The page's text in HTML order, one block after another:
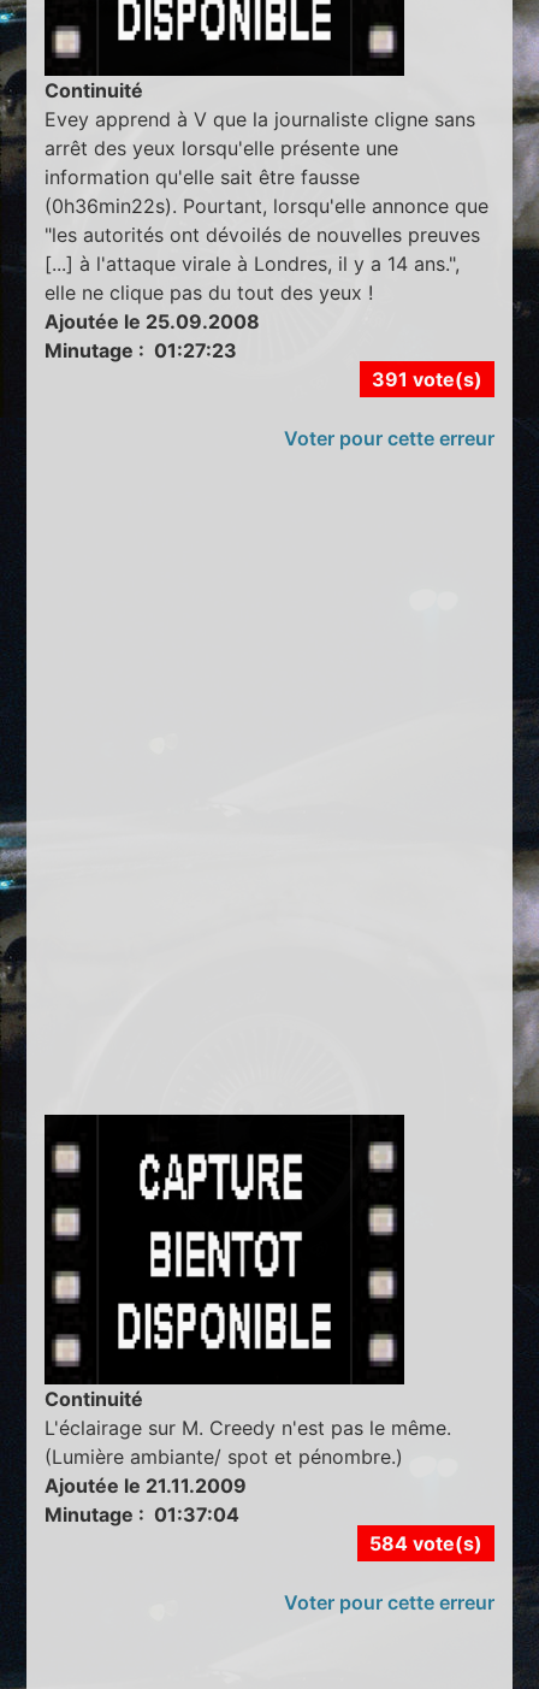
Continuité
Evey apprend à V que la journaliste cligne sans
arrêt des yeux lorsqu'elle présente une
information qu'elle sait être fausse
(0h36min22s). Pourtant, lorsqu'elle annonce que
"les autorités ont dévoilés de nouvelles preuves
[...] à l'attaque virale à Londres, il y a 14 ans.",
elle ne clique pas du tout des yeux !
Ajoutée le 25.09.2008
Minutage : 01:27:23
391 vote(s)
Voter pour cette erreur
Continuité
L'éclairage sur M. Creedy n'est pas le même.
(Lumière ambiante/ spot et pénombre.)
Ajoutée le 21.11.2009
Minutage : 01:37:04
584 vote(s)
Voter pour cette erreur